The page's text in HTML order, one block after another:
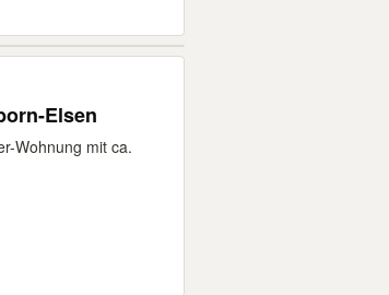
Elsen
Wohnung mit ca.